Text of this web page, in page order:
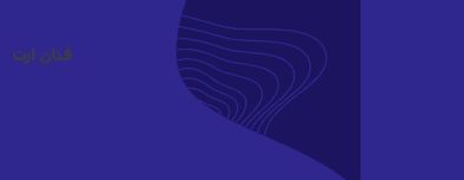
فنان ارت